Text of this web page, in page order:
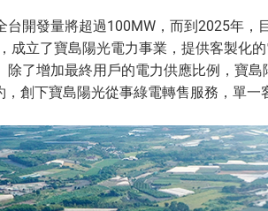
開發量將超過100MW，而到2025年，
立了寶島陽光電力事業，提供客製化
了增加最終用戶的電力供應比例，寶
創下寶島陽光從事綠電轉售服務，單一